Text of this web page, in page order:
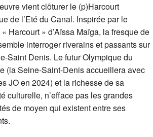
vient clôturer le (p)Harcourt
de l’Eté du Canal. Inspirée par le
Harcourt » d’Aïssa Maïga, la fresque de
interroger riverains et passants sur
Saint Denis. Le futur Olympique du
(la Seine-Saint-Denis accueillera avec
JO en 2024) et la richesse de sa
culturelle, n’efface pas les grandes
de moyen qui existent entre ses